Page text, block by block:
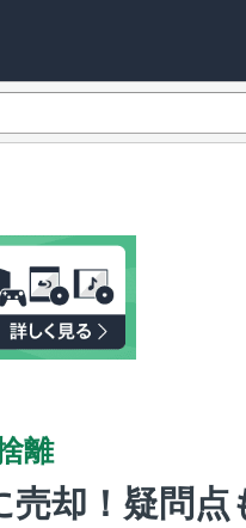
離
却！疑問点